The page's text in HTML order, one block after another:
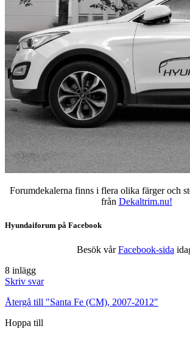
Forumdekalerna finns i flera olika färger och
från Dekaltrim.nu!
Hyundaiforum på Facebook
Besök vårFacebook-sida
8 inlägg
Skriv svar
Återgå till "Santa Fe (CM), 2007-2012"
Hoppa till